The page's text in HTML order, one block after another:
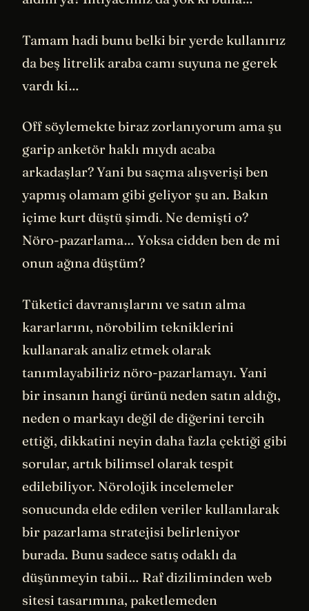
Tamam hadi bunu belki bir yerde kullanırız
da beş litrelik araba camı suyuna ne gerek
vardı ki…
Off söylemekte biraz zorlanıyorum ama şu
garip anketör haklı mıydı acaba
arkadaşlar? Yani bu saçma alışverişi ben
yapmış olamam gibi geliyor şu an. Bakın
içime kurt düştü şimdi. Ne demişti o?
Nöro-pazarlama… Yoksa cidden ben de mi
onun ağına düştüm?
Tüketici davranışlarını ve satın alma
kararlarını, nörobilim tekniklerini
kullanarak analiz etmek olarak
tanımlayabiliriz nöro-pazarlamayı. Yani
bir insanın hangi ürünü neden satın aldığı,
neden o markayı değil de diğerini tercih
ettiği, dikkatini neyin daha fazla çektiği gibi
sorular, artık bilimsel olarak tespit
edilebiliyor. Nörolojik incelemeler
sonucunda elde edilen veriler kullanılarak
bir pazarlama stratejisi belirleniyor
burada. Bunu sadece satış odaklı da
düşünmeyin tabii… Raf diziliminden web
sitesi tasarımına, paketlemeden